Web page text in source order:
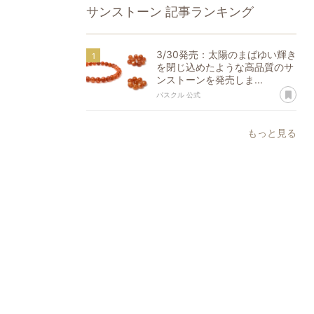
サンストーン 記事ランキング
3/30発売：太陽のまばゆい輝き
を閉じ込めたような高品質のサ
ンストーンを発売しま...
パスクル 公式 あ
もっと見る